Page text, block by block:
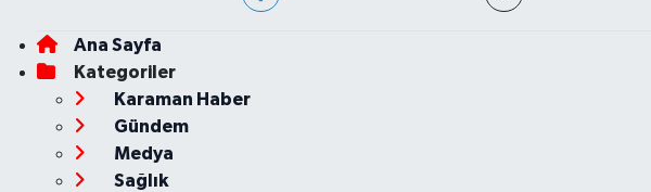
Ana Sayfa
Kategoriler
Karaman Haber
Gündem
Medya
Sağlık